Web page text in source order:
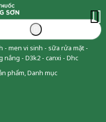
- men vi sinh - sữa rửa mặt -
nắng - D3k2 - canxi - Dhc
phẩm, Danh mục